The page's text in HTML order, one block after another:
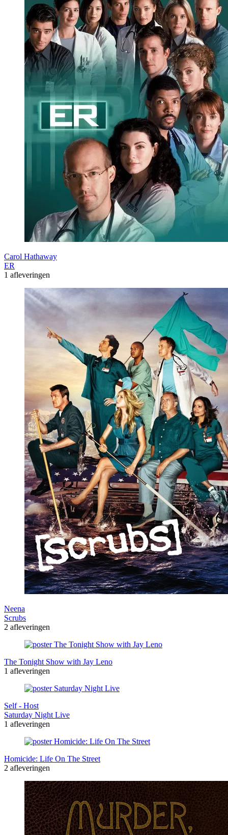
Carol Hathaway
ER
1 afleveringen
Neena
Scrubs
2 afleveringen
The Tonight Show with Jay Leno
1 afleveringen
Self - Host
Saturday Night Live
1 afleveringen
Homicide: Life On The Street
2 afleveringen